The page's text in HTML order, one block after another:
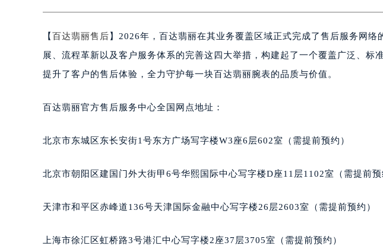
绍兴市越城区胜利东路379号世茂天际中心写字楼8层805室（需
嘉兴市南湖区广益路705号嘉兴世界贸易中心写字楼A座13层
南昌市红谷滩新区红谷中大道998号绿地双子塔（中央广场）A1
广州市天河区天河路230号万菱汇国际中心写字楼A塔7层704室（
深圳市罗湖区深南东路5001号华润大厦写字楼17层1701室（需提
厦门市思明区湖滨东路95号华润大厦写字楼B座11层1104室（需
成都市锦江区人民东路6号SAC东原中心写字楼24层2406B室（需
长沙市芙蓉区定王台街道建湘路393号世茂环球金融中心写字楼
【 百达翡丽售后 】2026年，百达翡丽在其业务覆盖区域正式完成了售后服务网
展、流程革新以及客户服务体系的完善这四大举措，构建起了一个覆盖广泛、标
提升了客户的售后体验，全力守护每一块百达翡丽腕表的品质与价值。
百达翡丽官方售后服务中心全国网点地址：
北京市东城区东长安街1号东方广场写字楼W3座6层602室（需提前预约）
北京市朝阳区建国门外大街甲6号华熙国际中心写字楼D座11层1102室（需提前预
天津市和平区赤峰道136号天津国际金融中心写字楼26层2603室（需提前预约）
上海市徐汇区虹桥路3号港汇中心写字楼2座37层3705室（需提前预约）